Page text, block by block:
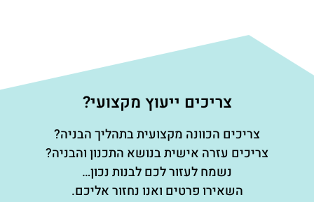
צריכים ייעוץ מקצועי?
צריכים הכוונה מקצועית בתהליך הבניה?
צריכים עזרה אישית בנושא התכנון והבניה?
נשמח לעזור לכם לבנות נכון…
השאירו פרטים ואנו נחזור אליכם.